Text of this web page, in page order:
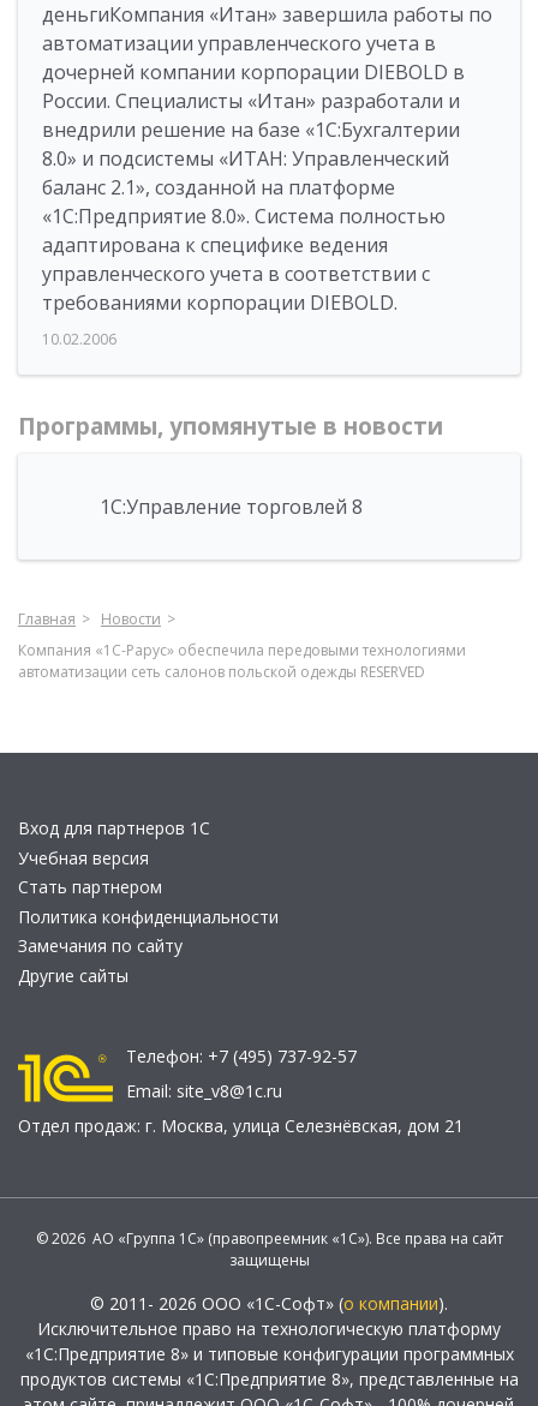
деньгиКомпания «Итан» завершила работы по
автоматизации управленческого учета в
дочерней компании корпорации DIEBOLD в
России. Специалисты «Итан» разработали и
внедрили решение на базе «1С:Бухгалтерии
8.0» и подсистемы «ИТАН: Управленческий
баланс 2.1», созданной на платформе
«1С:Предприятие 8.0». Система полностью
адаптирована к специфике ведения
управленческого учета в соответствии с
требованиями корпорации DIEBOLD.
10.02.2006
Программы, упомянутые в новости
1С:Управление торговлей 8
Главная
Новости
Компания «1С-Рарус» обеспечила передовыми технологиями
автоматизации сеть салонов польской одежды RESERVED
Вход для партнеров 1С
Учебная версия
Стать партнером
Политика конфиденциальности
Замечания по сайту
Другие сайты
Телефон: +7 (495) 737-92-57
Email: site_v8@1c.ru
Отдел продаж: г. Москва, улица Селезнёвская, дом 21
© 2026 АО «Группа 1С» (правопреемник «1С»). Все права на сайт
защищены
© 2011- 2026 ООО «1С-Софт» (о компании).
Исключительное право на технологическую платформу
«1С:Предприятие 8» и типовые конфигурации программных
продуктов системы «1С:Предприятие 8», представленные на